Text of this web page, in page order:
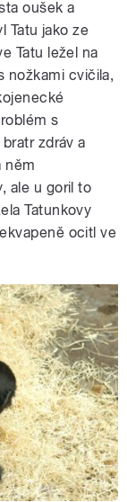
oušek a
Tatu jako ze
Tatu ležel na
nožkami cvičila,
s
zdráv a
něm
ale u goril to
Tatunkovy
ocitl ve